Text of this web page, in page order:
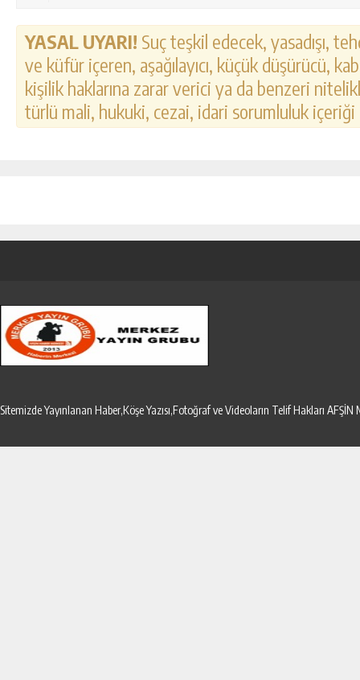
YASAL UYARI! Suç teşkil edecek, yasadışı,
ve küfür içeren, aşağılayıcı, küçük düşürücü,
kişilik haklarına zarar verici ya da benzeri
türlü mali, hukuki, cezai, idari sorumluluk
Sitemizde Yayınlanan Haber,Köşe Yazısı,Fotoğraf ve Videoların Telif Hakları